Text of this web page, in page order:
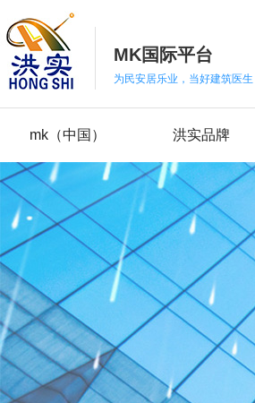
MK国际平台
为民安居乐业，当好建筑医
mk（中国） 洪实品牌